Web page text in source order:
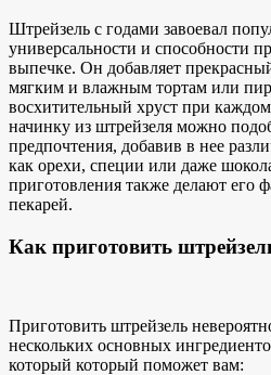
Штрейзель с годами завоевал
универсальности и способности
выпечке. Он добавляет
мягким и влажным тортам или
восхитительный хруст при
начинку из штрейзеля можно
предпочтения, добавив в нее
как орехи, специи или даже
приготовления также делают его
пекарей.
Как приготовить
Приготовить штрейзель
нескольких основных
который который поможет вам: